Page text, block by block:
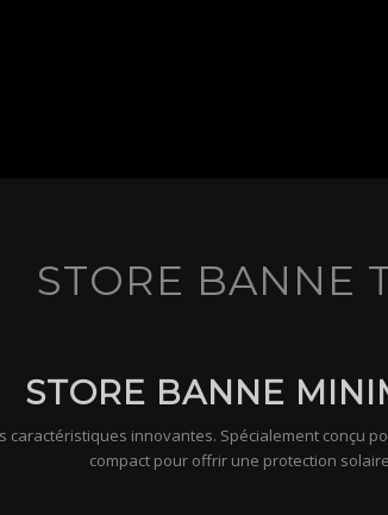
STORE BANNE
STORE BANNE
caractéristiques innovantes. Spécialement conçu
compact pour offrir une protection